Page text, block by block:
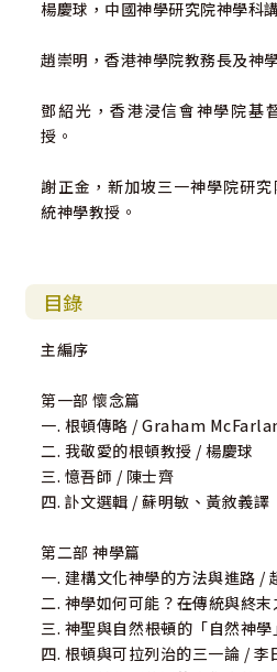
楊慶球，中國神學研究院神學科
趙崇明，香港神學院教務長及神
鄧紹光，香港浸信會神學院基
授。
謝正金，新加坡三一神學院研
統神學教授。
目錄
主編序
第一部 懷念篇
一. 根頓傳略 / Graham
二. 我敬愛的根頓教授 / 楊慶球
三. 憶吾師 / 陳士齊
四. 訃文選輯 / 蘇明敏、黃敘義譯
第二部 神學篇
一. 建構文化神學的方法與進路 /
二. 神學如何可能？――在傳統與終
三. 神聖與自然――根頓的「自然神
四. 根頓與可拉列治的三一論 / 李